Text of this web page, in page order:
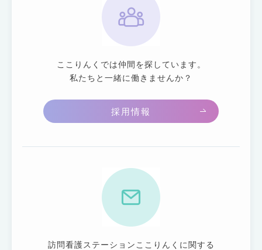
ここりんくでは仲間を探しています。
私たちと一緒に働きませんか？
採用情報
訪問看護ステーションここりんくに関する